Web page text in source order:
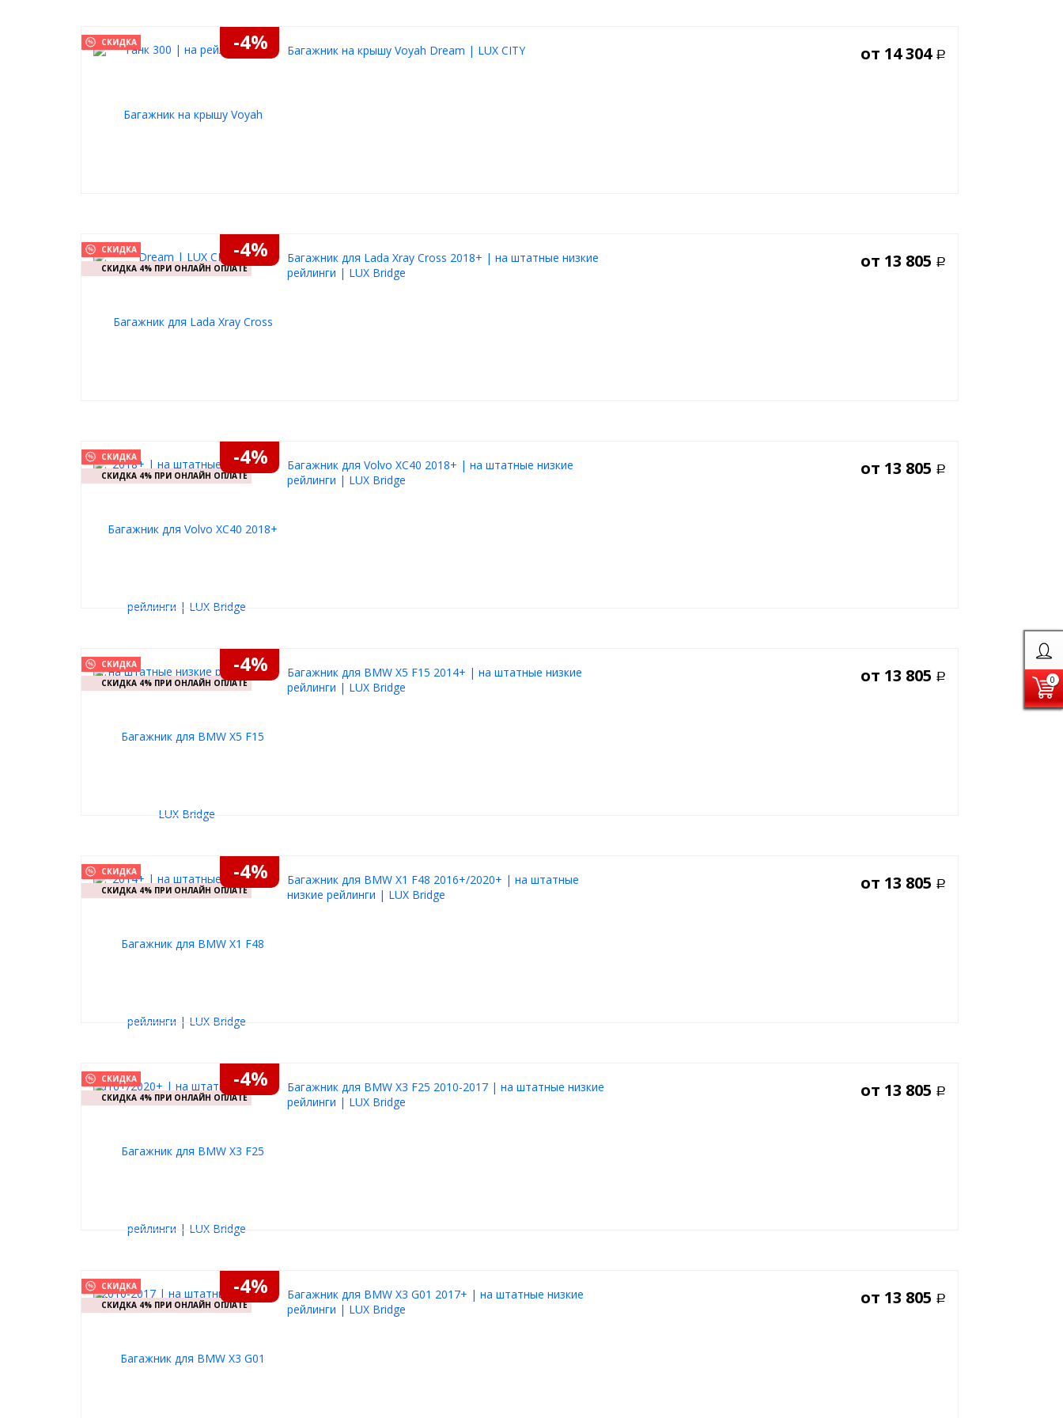
0
СКИДКА -4% Багажник на крышу Voyah Dream | LUX CITY от 14 304 Р
СКИДКА
СКИДКА 4% ПРИ ОНЛАЙН ОПЛАТЕ
-4%
Багажник для Lada Xray Cross 2018+ | на штатные низкие
рейлинги | LUX Bridge
от 13 805 Р
СКИДКА
СКИДКА 4% ПРИ ОНЛАЙН ОПЛАТЕ
-4%
Багажник для Volvo XC40 2018+ | на штатные низкие
рейлинги | LUX Bridge
от 13 805 Р
СКИДКА
СКИДКА 4% ПРИ ОНЛАЙН ОПЛАТЕ
-4%
Багажник для BMW X5 F15 2014+ | на штатные низкие
рейлинги | LUX Bridge
от 13 805 Р
СКИДКА
СКИДКА 4% ПРИ ОНЛАЙН ОПЛАТЕ
-4%
Багажник для BMW X1 F48 2016+/2020+ | на штатные
низкие рейлинги | LUX Bridge
от 13 805 Р
СКИДКА
СКИДКА 4% ПРИ ОНЛАЙН ОПЛАТЕ
-4%
Багажник для BMW X3 F25 2010-2017 | на штатные низкие
рейлинги | LUX Bridge
от 13 805 Р
СКИДКА
СКИДКА 4% ПРИ ОНЛАЙН ОПЛАТЕ
-4%
Багажник для BMW X3 G01 2017+ | на штатные низкие
рейлинги | LUX Bridge
от 13 805 Р